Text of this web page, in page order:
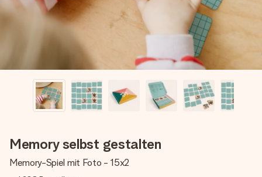
Memory selbst gestalten
Memory-Spiel mit Foto - 15x2